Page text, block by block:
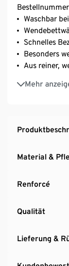
Waschbar
Schnelles
Besonders
Aus reiner,
Mehr
Material &
Renforcé
Qualität
Lieferung &